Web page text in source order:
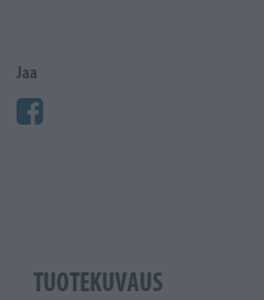
Jaa
TUOTEKUVAUS